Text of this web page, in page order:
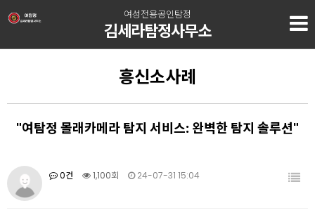
여성전용공인탐정
김세라탐정사무소
흥신소사례
"여탐정 몰래카메라 탐지 서비스: 완벽한 탐지 솔루션"
0건 1,100회 24-07-31 15:04